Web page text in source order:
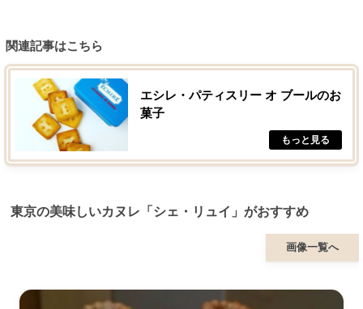
関連記事はこちら
エシレ・パティスリー オ ブールのお
菓子
東京の美味しいカヌレ「シェ・リュイ」がおすすめ
画像一覧へ